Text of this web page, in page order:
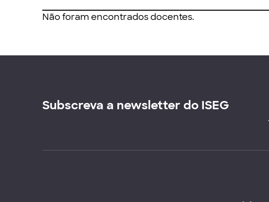
Não foram encontrados docentes.
Subscreva a newsletter do ISEG